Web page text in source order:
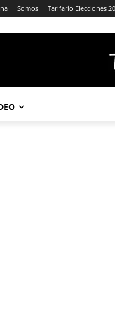
Somos Tarifario Elecciones